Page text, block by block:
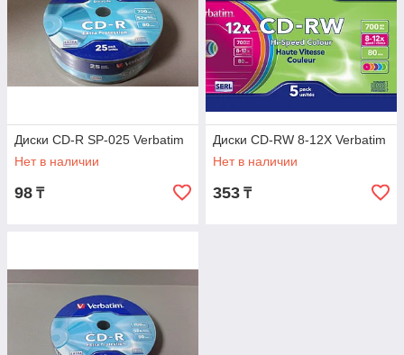
Диски CD-R SP-025 Verbatim
Нет в наличии
98 ₸
Диски CD-RW 8-12X Verbatim
Нет в наличии
353 ₸